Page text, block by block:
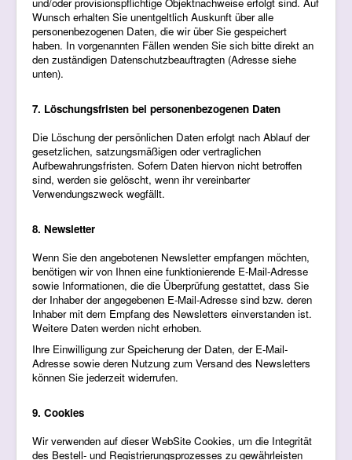
Wunsch erhalten Sie unentgeltlich Auskunft über alle
personenbezogenen Daten, die wir über Sie gespeichert
haben. In vorgenannten Fällen wenden Sie sich bitte direkt an
den zuständigen Datenschutzbeauftragten (Adresse siehe
unten).
7. Löschungsfristen bei personenbezogenen Daten
Die Löschung der persönlichen Daten erfolgt nach Ablauf der
gesetzlichen, satzungsmäßigen oder vertraglichen
Aufbewahrungsfristen. Sofern Daten hiervon nicht betroffen
sind, werden sie gelöscht, wenn ihr vereinbarter
Verwendungszweck wegfällt.
8. Newsletter
Wenn Sie den angebotenen Newsletter empfangen möchten,
benötigen wir von Ihnen eine funktionierende E-Mail-Adresse
sowie Informationen, die die Überprüfung gestattet, dass Sie
der Inhaber der angegebenen E-Mail-Adresse sind bzw. deren
Inhaber mit dem Empfang des Newsletters einverstanden ist.
Weitere Daten werden nicht erhoben.
Ihre Einwilligung zur Speicherung der Daten, der E-Mail-
Adresse sowie deren Nutzung zum Versand des Newsletters
können Sie jederzeit widerrufen.
9. Cookies
Wir verwenden auf dieser WebSite Cookies, um die Integrität
des Bestell- und Registrierungsprozesses zu gewährleisten